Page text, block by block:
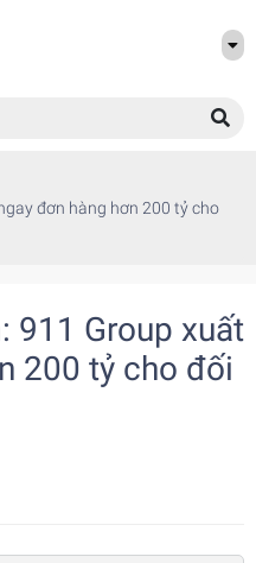
đơn hàng hơn 200 tỷ cho
911 Group xuất
200 tỷ cho đối